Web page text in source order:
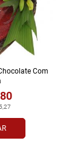
Com